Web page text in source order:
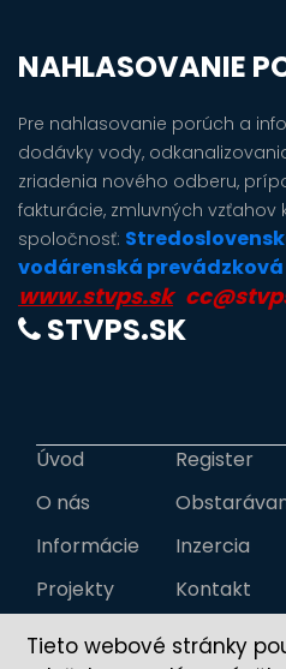
NAHLASOVANIE
Pre nahlasovanie porúch a
dodávky vody,
zriadenia nového odberu,
fakturácie, zmluvných vzťahov
spoločnosť:
vodárenská prevádzková
www.stvps.sk
STVPS.SK
Úvod
O nás
Informácie
Projekty
Register
Inzercia
Kontakt
Tieto webové stránky